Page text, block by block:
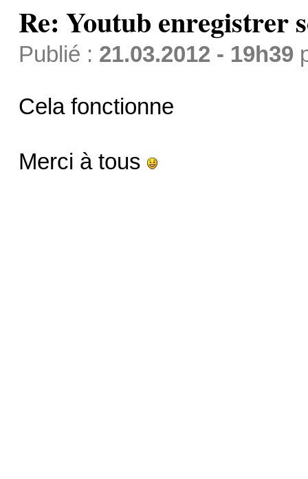
Re: Youtub enregistrer
Publié : 21.03.2012 - 19h39
Cela fonctionne
Merci à tous